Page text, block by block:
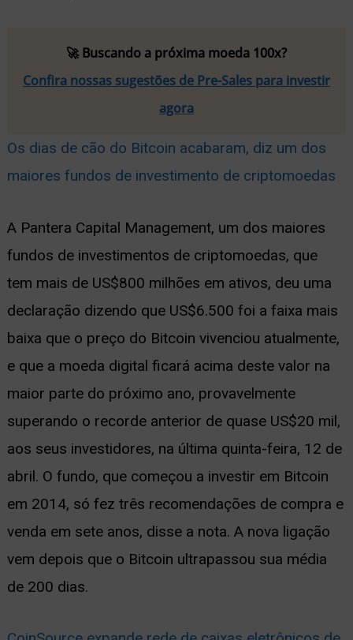
🚀 Buscando a próxima moeda 100x?
Confira nossas sugestões de Pre-Sales para investir
agora
Os dias de cão do Bitcoin acabaram, diz um dos
maiores fundos de investimento de criptomoedas
A Pantera Capital Management, um dos maiores
fundos de investimentos de criptomoedas, que
tem mais de US$800 milhões em ativos, deu uma
declaração dizendo que US$6.500 foi a faixa mais
baixa que o preço do Bitcoin vivenciou atualmente,
e que a moeda digital ficará acima deste valor na
maior parte do próximo ano, provavelmente
superando o recorde anterior de quase US$20 mil,
aos seus investidores, na última quinta-feira, 12 de
abril. O fundo, que começou a investir em Bitcoin
em 2014, só fez três recomendações de compra e
venda em sete anos, disse a nota. A nova ligação
vem depois que o Bitcoin ultrapassou sua média
de 200 dias.